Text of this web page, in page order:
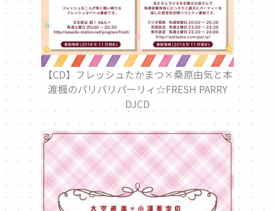
【CD】フレッシュたかまつ×桑原由気と本
渡楓のパリパリパーリィ☆FRESH PARRY
DJCD